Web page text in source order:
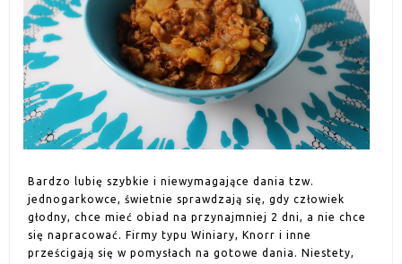
Bardzo lubię szybkie i niewymagające dania tzw.
jednogarkowce, świetnie sprawdzają się, gdy człowiek
głodny, chce mieć obiad na przynajmniej 2 dni, a nie chce
się napracować. Firmy typu Winiary, Knorr i inne
prześcigają się w pomysłach na gotowe dania. Niestety,